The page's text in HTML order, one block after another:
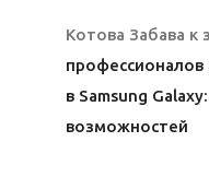
Котова Забава к
профессионалов
в Samsung
возможностей